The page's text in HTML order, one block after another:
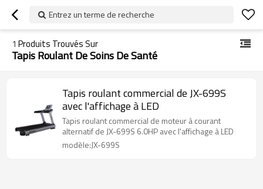
Entrez un terme de recherche
1 Produits Trouvés Sur
Tapis Roulant De Soins De Santé
Tapis roulant commercial de JX-699S
avec l'affichage à LED
Tapis roulant commercial de moteur à courant
alternatif de JX-699S 6.0HP avec l'affichage à LED
modèle:JX-699S